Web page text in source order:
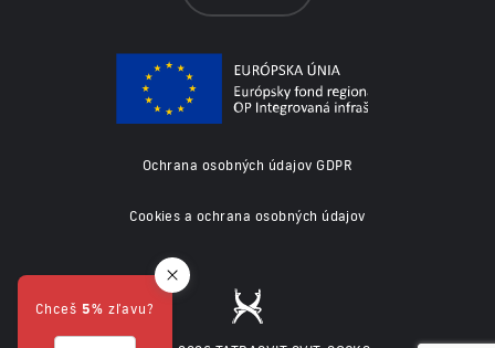
Chceš 5% zľavu?
Ochrana osobných údajov GDPR
Cookies a ochrana osobných údajov